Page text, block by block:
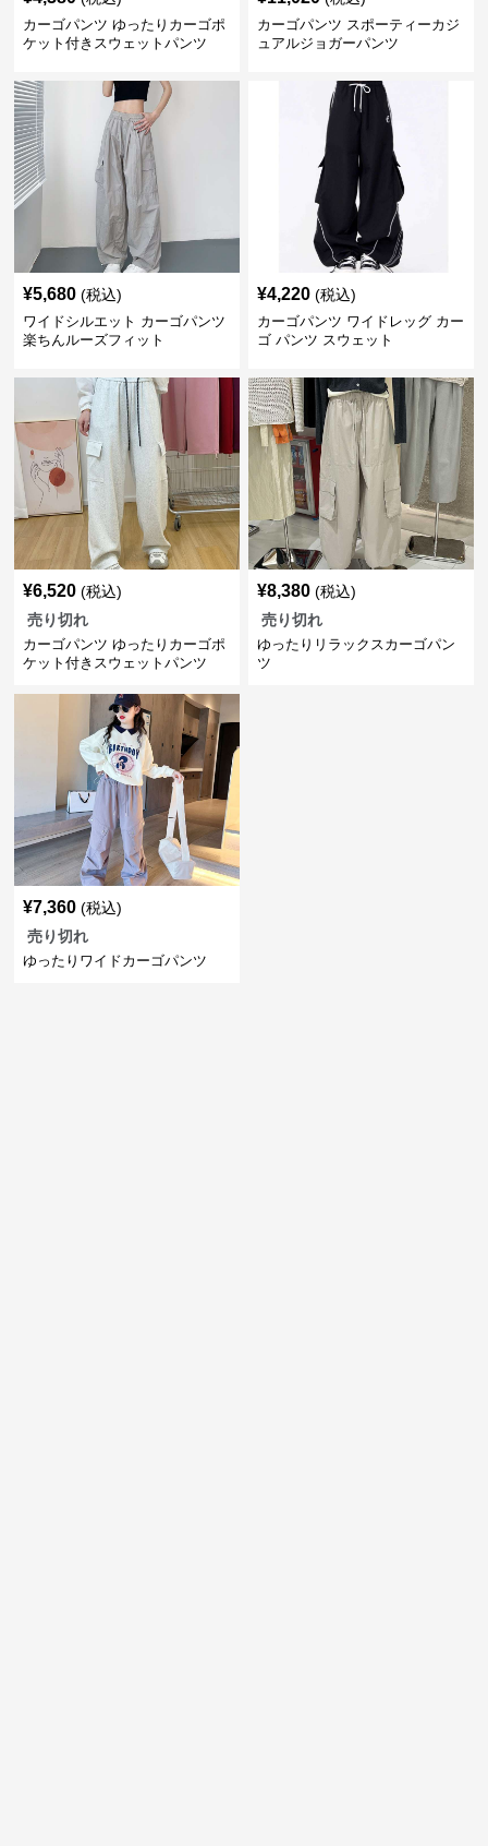
カーゴパンツ ゆったりカーゴポ
ケット付きスウェットパンツ
カーゴパンツ スポーティーカジ
ュアルジョガーパンツ
¥5,680 (税込)
ワイドシルエット カーゴパンツ
楽ちんルーズフィット
¥4,220 (税込)
カーゴパンツ ワイドレッグ カー
ゴ パンツ スウェット
¥6,520 (税込)
売り切れ
カーゴパンツ ゆったりカーゴポ
ケット付きスウェットパンツ
¥8,380 (税込)
売り切れ
ゆったりリラックスカーゴパン
ツ
¥7,360 (税込)
売り切れ
ゆったりワイドカーゴパンツ